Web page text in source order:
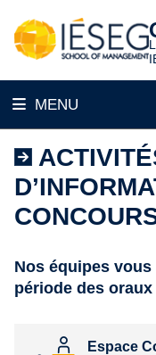
au
contenu
MENU
Accueil
Étapes Clés
Épreuves Orales
Venir sur les
Nos équipes
période des
Espace